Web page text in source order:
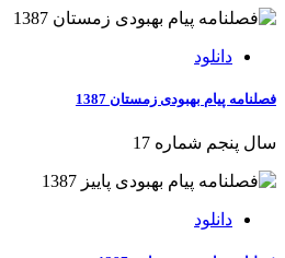
دانلود
فصلنامه پیام بهبودی زمستان 1387
سال پنجم شماره 17
دانلود